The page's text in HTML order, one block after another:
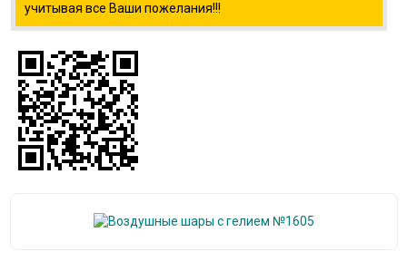
учитывая все Ваши пожелания!!!